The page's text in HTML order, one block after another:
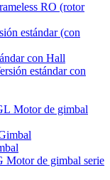
RO (rotor
estándar (con
con Hall
estándar con
Motor de gimbal
Motor de gimbal serie